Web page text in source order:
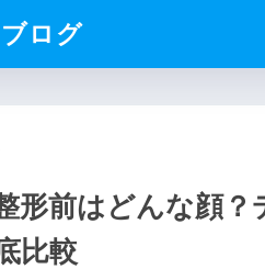
ログ
形前はどんな顔
比較